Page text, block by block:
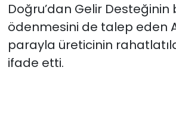
Doğru’dan Gelir Desteğinin
ödenmesini de talep eden
parayla üreticinin
ifade etti.